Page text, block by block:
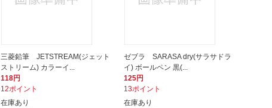
三菱鉛筆 JETSTREAM(ジェット
ストリーム) カラーイ...
118円
12ポイント
在庫あり
ゼブラ SARASA dry(サラサドラ
イ) ボールペン 黒(...
125円
13ポイント
在庫あり